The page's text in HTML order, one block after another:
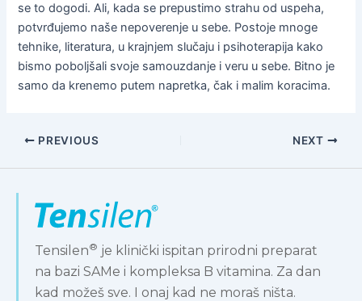
se to dogodi. Ali, kada se prepustimo strahu od uspeha,
potvrđujemo naše nepoverenje u sebe. Postoje mnoge
tehnike, literatura, u krajnjem slučaju i psihoterapija kako
bismo poboljšali svoje samouzdanje i veru u sebe. Bitno je
samo da krenemo putem napretka, čak i malim koracima.
PREVIOUS NEXT
Tensilen® je klinički ispitan prirodni preparat
na bazi SAMe i kompleksa B vitamina. Za dan
kad možeš sve. I onaj kad ne moraš ništa.